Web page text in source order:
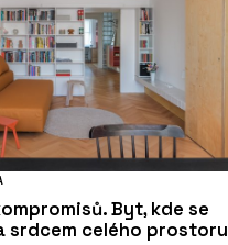
Byt, kde se
srdcem celého prostoru